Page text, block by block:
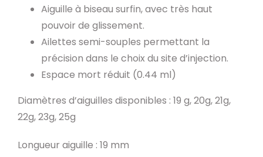
Aiguille à biseau surfin, avec très haut
pouvoir de glissement.
Ailettes semi-souples permettant la
précision dans le choix du site d’injection.
Espace mort réduit (0.44 ml)
Diamètres d’aiguilles disponibles : 19 g, 20g, 21g,
22g, 23g, 25g
Longueur aiguille : 19 mm